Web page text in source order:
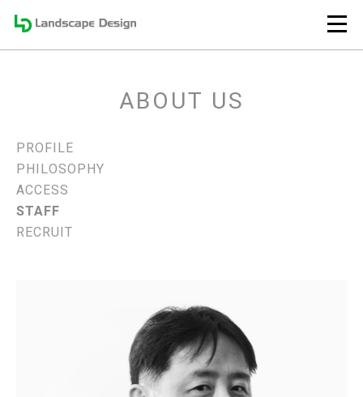
ABOUT US
PROFILE
PHILOSOPHY
ACCESS
STAFF
RECRUIT